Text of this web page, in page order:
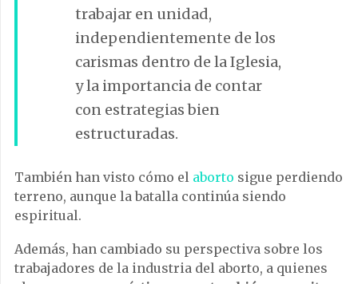
trabajar en unidad,
independientemente de los
carismas dentro de la Iglesia,
y la importancia de contar
con estrategias bien
estructuradas.
También han visto cómo el aborto sigue perdiendo
terreno, aunque la batalla continúa siendo
espiritual.
Además, han cambiado su perspectiva sobre los
trabajadores de la industria del aborto, a quienes